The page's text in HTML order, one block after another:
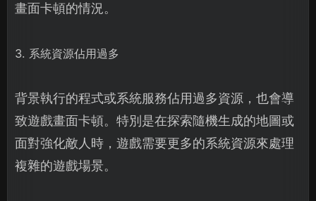
畫面卡頓的情況。
3. 系統資源佔用過多
背景執行的程式或系統服務佔用過多資源，也會導
致遊戲畫面卡頓。特別是在探索隨機生成的地圖或
面對強化敵人時，遊戲需要更多的系統資源來處理
複雜的遊戲場景。